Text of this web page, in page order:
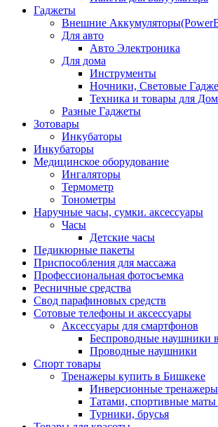
Гаджеты
Внешние
Для авто
Авто Электроника
Для дома
Инструменты
Ночники, Световые
Техника и товары для
Разные Гаджеты
Зотовары
Инкубаторы
Инкубаторы
Медицинское оборудование
Ингаляторы
Термометр
Тонометры
Наручные часы, сумки. аксессуары
Часы
Детские часы
Педикюрные пакеты
Приспособления для массажа
Профессиональная фотосъемка
Ресничные средства
Свод парафиновых средств
Сотовые телефоны и аксессуары
Аксессуары для смартфонов
Беспроводные наушники
Проводные наушники
Спорт товары
Тренажеры купить в Бишкеке
Инверсионные тренажеры
Татами, спортивные
Турники, брусья